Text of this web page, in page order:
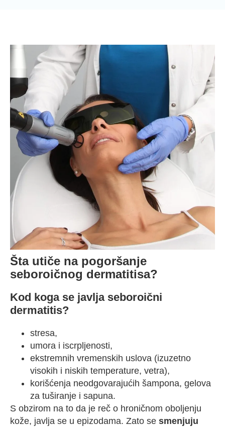
Šta utiče na pogoršanje
seboroičnog dermatitisa?
Kod koga se javlja seboroični
dermatitis?
stresa,
umora i iscrpljenosti,
ekstremnih vremenskih uslova (izuzetno
visokih i niskih temperature, vetra),
korišćenja neodgovarajućih šampona, gelova
za tuširanje i sapuna.
S obzirom na to da je reč o hroničnom oboljenju
kože, javlja se u epizodama. Zato se smenjuju